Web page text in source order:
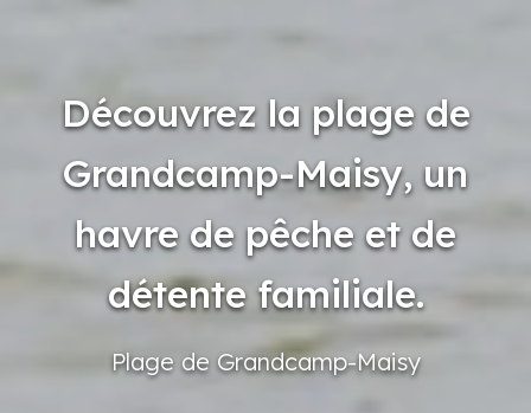
Découvrez la plage de
Grandcamp-Maisy, un
havre de pêche et de
détente familiale.
Plage de Grandcamp-Maisy